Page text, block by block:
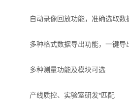
扫描电镜（SEM）
电化学工作站
自动录像回放功能，准确选取数
多种格式数据导出功能，一键导
多种测量功能及模块可选
产线质控、实验室研发*匹配